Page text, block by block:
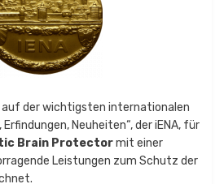
auf der wichtigsten internationalen
Neuheiten“, der iENA, für
Brain Protectormit einer
Leistungen zum Schutz der